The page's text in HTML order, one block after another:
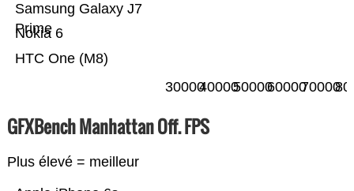
HTC One (M8)
Nokia 6
Samsung Galaxy J7
Prime
3000040000500006000070000
GFXBench Manhattan Off. FPS
Plus élevé = meilleur